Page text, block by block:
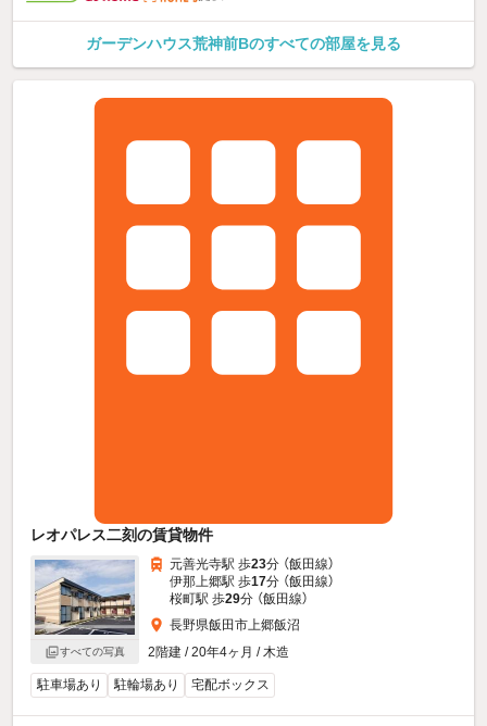
ガーデンハウス荒神前Bのすべての部屋を見る
レオパレス二刻の賃貸物件
すべての写真
元善光寺駅 歩23分 （飯田線）
伊那上郷駅 歩17分 （飯田線）
桜町駅 歩29分 （飯田線）
長野県飯田市上郷飯沼
2階建 / 20年4ヶ月 / 木造
駐車場あり 駐輪場あり 宅配ボックス